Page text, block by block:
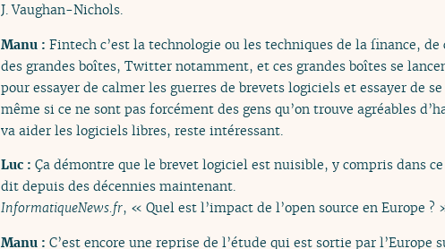
J. Vaughan-Nichols.
Manu : Fintech c’est la technologie ou les techniques de la finance, de
des grandes boîtes, Twitter notamment, et ces grandes boîtes se
pour essayer de calmer les guerres de brevets logiciels et essayer de
même si ce ne sont pas forcément des gens qu’on trouve agréables
va aider les logiciels libres, reste intéressant.
Luc : Ça démontre que le brevet logiciel est nuisible, y compris dans
dit depuis des décennies maintenant.
InformatiqueNews.fr, « Quel est l’impact de l’open source en Europe ?
Manu : C’est encore une reprise de l’étude qui est sortie par